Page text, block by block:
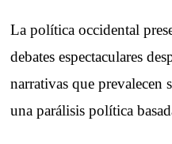
La política occidental
debates espectaculares
narrativas que prevalecen
una parálisis política